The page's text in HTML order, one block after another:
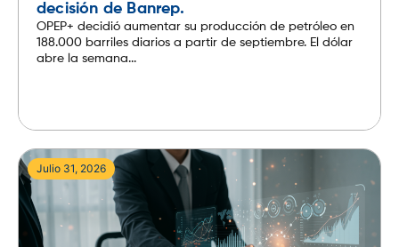
decisión de Banrep.
OPEP+ decidió aumentar su producción de petróleo en
188.000 barriles diarios a partir de septiembre. El dólar
abre la semana...
Julio 31, 2026